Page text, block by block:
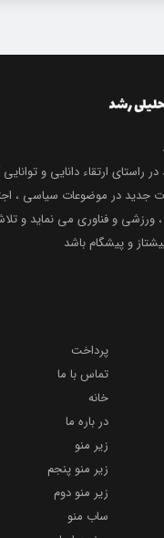
راستای ارتقاء دانایی و
جدید در موضوعات سیاسی ،
ورزشی و فناوری می نماید و
و پیشگام باشد
پرداخت
تماس با ما
خانه
در باره ما
زیر منو
زیر منو پنجم
زیر منو دوم
ساب منو